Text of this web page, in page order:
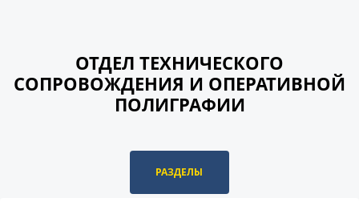
ОТДЕЛ ТЕХНИЧЕСКОГО
СОПРОВОЖДЕНИЯ И ОПЕРАТИВНОЙ
ПОЛИГРАФИИ
РАЗДЕЛЫ